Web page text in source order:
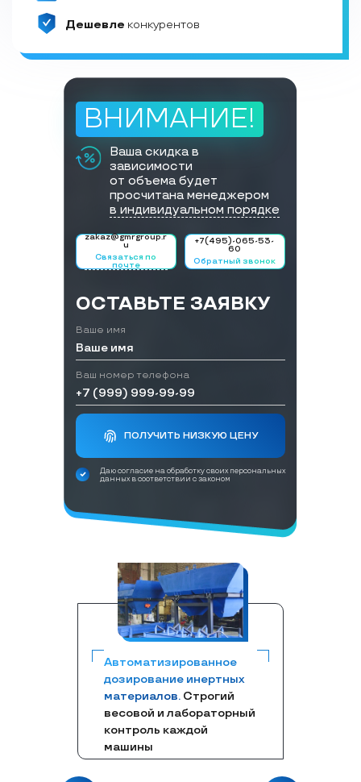
Дешевле конкурентов
ВНИМАНИЕ!
Ваша скидка в
зависимости
от объема будет
просчитана менеджером
в индивидуальном порядке
zakaz@gmrgroup.r
u
Связаться по
почте
+7(495)-065-53-
60
Обратный звонок
ОСТАВЬТЕ ЗАЯВКУ
Ваше имя
Ваш номер телефона
ПОЛУЧИТЬ НИЗКУЮ ЦЕНУ
Даю согласие на обработку своих персональных
данных в соответствии с законом
Автоматизированное
дозирование инертных
материалов. Строгий
весовой и лабораторный
контроль каждой
машины